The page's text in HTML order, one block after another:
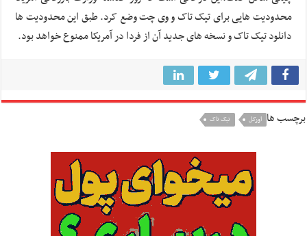
محدودیت هایی برای تیک تاک و وی چت وضع کرد. طبق این محدودیت ها
دانلود تیک تاک و نسخه های جدید آن از فردا در آمریکا ممنوع خواهد بود.
برچسب ها اورکل تیک تاک